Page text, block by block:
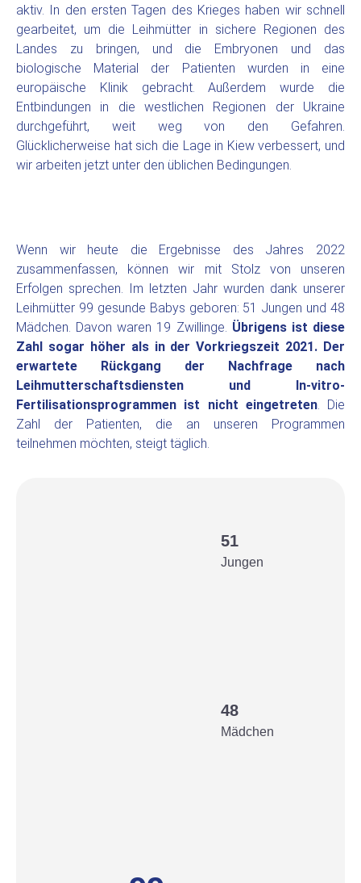
aktiv. In den ersten Tagen des Krieges haben wir schnell
gearbeitet, um die Leihmütter in sichere Regionen des
Landes zu bringen, und die Embryonen und das
biologische Material der Patienten wurden in eine
europäische Klinik gebracht. Außerdem wurde die
Entbindungen in die westlichen Regionen der Ukraine
durchgeführt, weit weg von den Gefahren.
Glücklicherweise hat sich die Lage in Kiew verbessert, und
wir arbeiten jetzt unter den üblichen Bedingungen.
Wenn wir heute die Ergebnisse des Jahres 2022
zusammenfassen, können wir mit Stolz von unseren
Erfolgen sprechen. Im letzten Jahr wurden dank unserer
Leihmütter 99 gesunde Babys geboren: 51 Jungen und 48
Mädchen. Davon waren 19 Zwillinge. Übrigens ist diese
Zahl sogar höher als in der Vorkriegszeit 2021. Der
erwartete Rückgang der Nachfrage nach
Leihmutterschaftsdiensten und In-vitro-
Fertilisationsprogrammen ist nicht eingetreten. Die
Zahl der Patienten, die an unseren Programmen
teilnehmen möchten, steigt täglich.
51
Jungen
48
Mädchen